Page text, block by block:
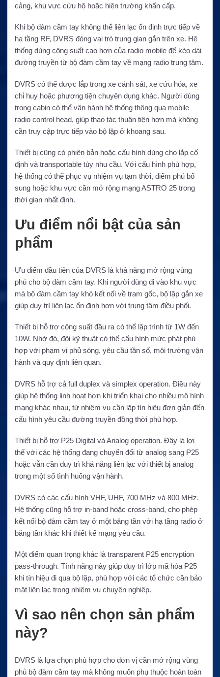
cảng, khu vực cứu hộ hoặc hiện trường khẩn cấp.
Khi bộ đàm cầm tay không thể liên lạc ổn định trực tiếp về
hạ tầng RF, DVRS đóng vai trò trung gian gắn trên xe. Hệ
thống dùng công suất cao hơn của radio mobile để kéo dài
đường truyền từ bộ đàm cầm tay về mạng radio trung tâm.
DVRS có thể được lắp trong xe cảnh sát, xe cứu hỏa, xe
chỉ huy hoặc phương tiện chuyên dụng khác. Người dùng
trong cabin có thể vận hành hệ thống thông qua mobile
radio control head, giúp thao tác thuận tiện hơn mà không
cần truy cập trực tiếp vào bộ lặp ở khoang sau.
Thiết bị cũng có phiên bản hoặc cấu hình dùng cho lắp cố
định và transportable tùy nhu cầu. Với cấu hình phù hợp,
hệ thống có thể phục vụ nhiệm vụ tạm thời, điểm phủ bổ
sung hoặc khu vực cần mở rộng mạng ASTRO 25 trong
thời gian nhất định.
Ưu điểm nổi bật của sản
phẩm
Ưu điểm đầu tiên của DVRS là khả năng mở rộng vùng
phủ cho bộ đàm cầm tay. Khi người dùng đi vào khu vực
mà bộ đàm cầm tay khó kết nối về trạm gốc, bộ lặp gắn xe
giúp duy trì liên lạc ổn định hơn với trung tâm điều phối.
Thiết bị hỗ trợ công suất đầu ra có thể lập trình từ 1W đến
10W. Nhờ đó, đội kỹ thuật có thể cấu hình mức phát phù
hợp với phạm vi phủ sóng, yêu cầu tần số, môi trường vận
hành và quy định liên quan.
DVRS hỗ trợ cả full duplex và simplex operation. Điều này
giúp hệ thống linh hoạt hơn khi triển khai cho nhiều mô hình
mạng khác nhau, từ nhiệm vụ cần lặp tín hiệu đơn giản đến
cấu hình yêu cầu đường truyền đồng thời phù hợp.
Thiết bị hỗ trợ P25 Digital và Analog operation. Đây là lợi
thế với các hệ thống đang chuyển đổi từ analog sang P25
hoặc vẫn cần duy trì khả năng liên lạc với thiết bị analog
trong một số tình huống vận hành.
DVRS có các cấu hình VHF, UHF, 700 MHz và 800 MHz.
Hệ thống cũng hỗ trợ in-band hoặc cross-band, cho phép
kết nối bộ đàm cầm tay ở một băng tần với hạ tầng radio ở
băng tần khác khi thiết kế mạng yêu cầu.
Một điểm quan trọng khác là transparent P25 encryption
pass-through. Tính năng này giúp duy trì lớp mã hóa P25
khi tín hiệu đi qua bộ lặp, phù hợp với các tổ chức cần bảo
mật liên lạc trong nhiệm vụ chuyên nghiệp.
Vì sao nên chọn sản phẩm
này?
DVRS là lựa chọn phù hợp cho đơn vị cần mở rộng vùng
phủ bộ đàm cầm tay mà không muốn phụ thuộc hoàn toàn